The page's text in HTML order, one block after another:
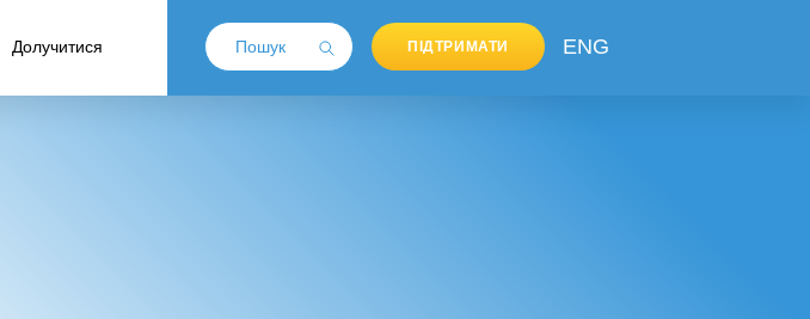
Долучитися ПІДТРИМАТИ ENG